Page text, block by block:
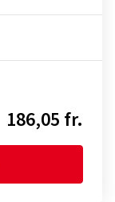
186,05 fr.